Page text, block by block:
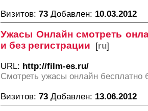
Визитов: 73 Добавлен: 10.03.2012
Ужасы Онлайн смотреть
и без регистрации [ru]
URL: http://film-es.ru/
Смотреть ужасы онлайн бесплатно
Визитов: 73 Добавлен: 13.06.2012